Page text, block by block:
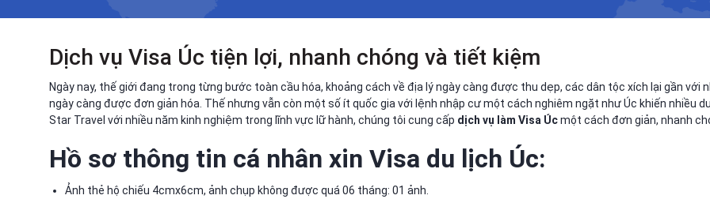
Dịch vụ Visa Úc tiện lợi, nhanh chóng và tiết kiệm
Ngày nay, thế giới đang trong từng bước toàn cầu hóa, khoảng cách về địa lý ngày càng được thu dẹp, các dân tộc xích lại gần với
ngày càng được đơn giản hóa. Thế nhưng vẫn còn một số ít quốc gia với lệnh nhập cư một cách nghiêm ngặt như Úc khiến nhiều
Star Travel với nhiều năm kinh nghiệm trong lĩnh vực lữ hành, chúng tôi cung cấp dịch vụ làm Visa Úcmột cách đơn giản, nhanh
Hồ sơ thông tin cá nhân xin Visa du lịch Úc:
Ảnh thẻ hộ chiếu 4cmx6cm, ảnh chụp không được quá 06 tháng: 01 ảnh.